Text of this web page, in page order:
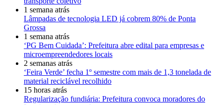
1 semana atrás
Lâmpadas de tecnologia LED já cobrem 80% de Ponta
Grossa
1 semana atrás
‘PG Bem Cuidada’: Prefeitura abre edital para empresas e
microempreendedores locais
2 semanas atrás
‘Feira Verde’ fecha 1º semestre com mais de 1,3 tonelada de
material reciclável recolhido
15 horas atrás
Regularização fundiária: Prefeitura convoca moradores do